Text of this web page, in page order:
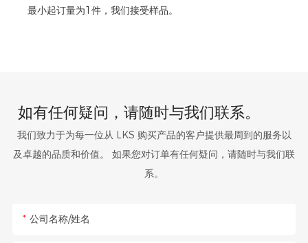
最小起订量为1件，我们接受样品。
如有任何疑问，请随时与我们联系。
我们致力于为每一位从 LKS 购买产品的客户提供最周到的服务以
及卓越的品质和价值。 如果您对订单有任何疑问，请随时与我们联
系。
公司名称/姓名